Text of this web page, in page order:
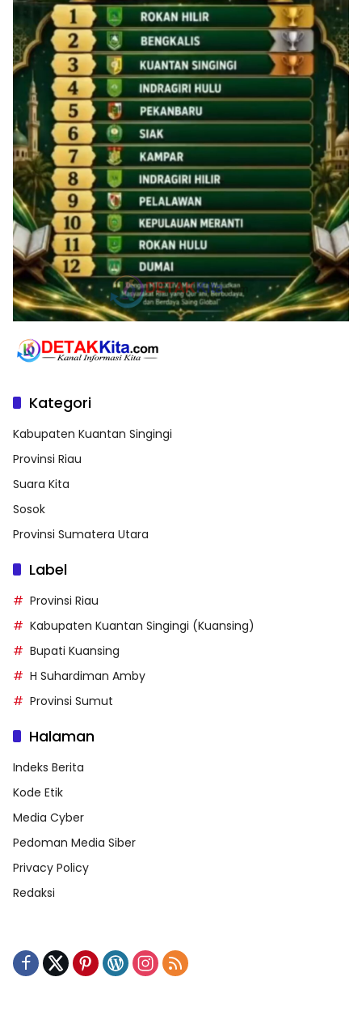
Kategori
Kabupaten Kuantan Singingi
Provinsi Riau
Suara Kita
Sosok
Provinsi Sumatera Utara
Label
Provinsi Riau
Kabupaten Kuantan Singingi (Kuansing)
Bupati Kuansing
H Suhardiman Amby
Provinsi Sumut
Halaman
Indeks Berita
Kode Etik
Media Cyber
Pedoman Media Siber
Privacy Policy
Redaksi